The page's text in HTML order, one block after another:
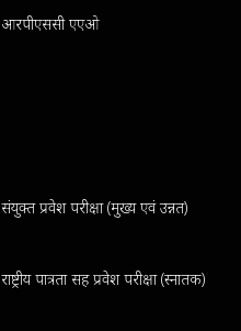
आरपीएससी एएओ
संयुक्त प्रवेश परीक्षा (मुख्य एवं उन्नत)
राष्ट्रीय पात्रता सह प्रवेश परीक्षा (स्नातक)